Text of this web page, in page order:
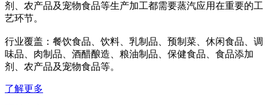
剂、农产品及宠物食品等生产加工都需要蒸汽应用在重要的工
艺环节。
行业覆盖：餐饮食品、饮料、乳制品、预制菜、休闲食品、调
味品、肉制品、酒醋酿造、粮油制品、保健食品、食品添加
剂、农产品及宠物食品等。
了解更多